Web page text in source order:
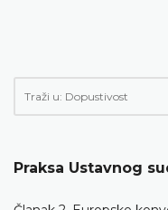
Praksa Ustavnog